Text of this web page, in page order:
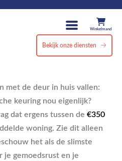
Winkelmand
Bekijk onze diensten
met de deur in huis vallen:
keuring nou eigenlijk?
dat ergens tussen de €350
woning. Zie dit alleen
het als de slimste
je gemoedsrust en je